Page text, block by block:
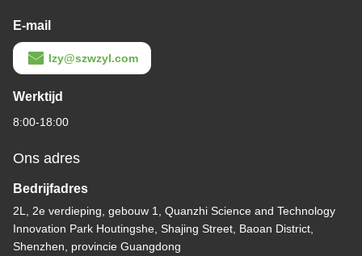
E-mail
lzy@szwzyl.com
Werktijd
8:00-18:00
Ons adres
Bedrijfadres
2L, 2e verdieping, gebouw 1, Quanzhi Science and Technology
Innovation Park Houtingshe, Shajing Street, Baoan District,
Shenzhen, provincie Guangdong